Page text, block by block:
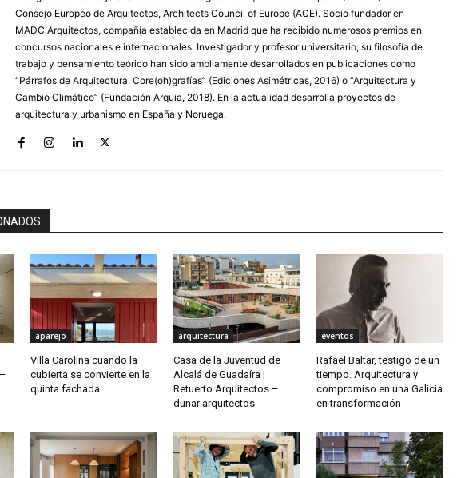
Consejo Europeo de Arquitectos, Architects Council of Europe (ACE). Socio fundador en
MADC Arquitectos, compañía establecida en Madrid que ha recibido numerosos premios en
concursos nacionales e internacionales. Investigador y profesor universitario, su filosofía de
trabajo y pensamiento teórico han sido ampliamente desarrollados en publicaciones como
“Párrafos de Arquitectura. Core(oh)grafías” (Ediciones Asimétricas, 2016) o “Arquitectura y
Cambio Climático” (Fundación Arquia, 2018). En la actualidad desarrolla proyectos de
arquitectura y urbanismo en España y Noruega.
aparejo
Villa Carolina cuando la
cubierta se convierte en la
quinta fachada
arquitectura
Casa de la Juventud de
Alcalá de Guadaíra |
Retuerto Arquitectos –
dunar arquitectos
eventos
Rafael Baltar, testigo de un
tiempo. Arquitectura y
compromiso en una Galicia
en transformación